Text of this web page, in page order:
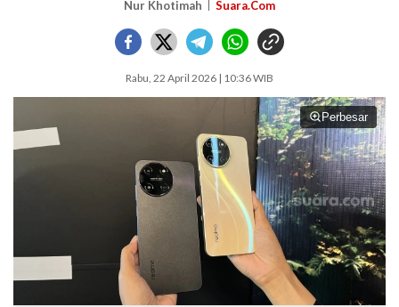
Nur Khotimah Suara.Com
Rabu, 22 April 2026 | 10:36 WIB
Perbesar